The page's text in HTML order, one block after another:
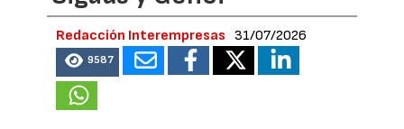
Redacción Interempresas 31/07/2026
9587